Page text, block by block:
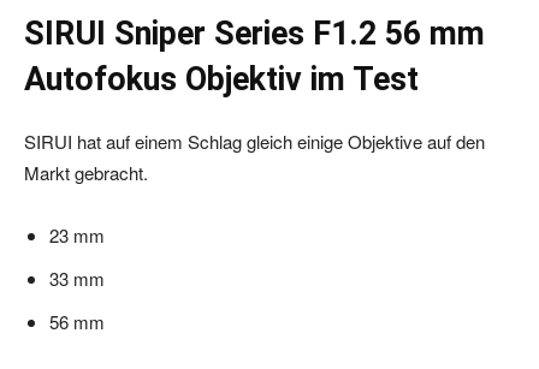
SIRUI Sniper Series F1.2 56 mm
Autofokus Objektiv im Test
SIRUI hat auf einem Schlag gleich einige Objektive auf den
Markt gebracht.
23 mm
33 mm
56 mm